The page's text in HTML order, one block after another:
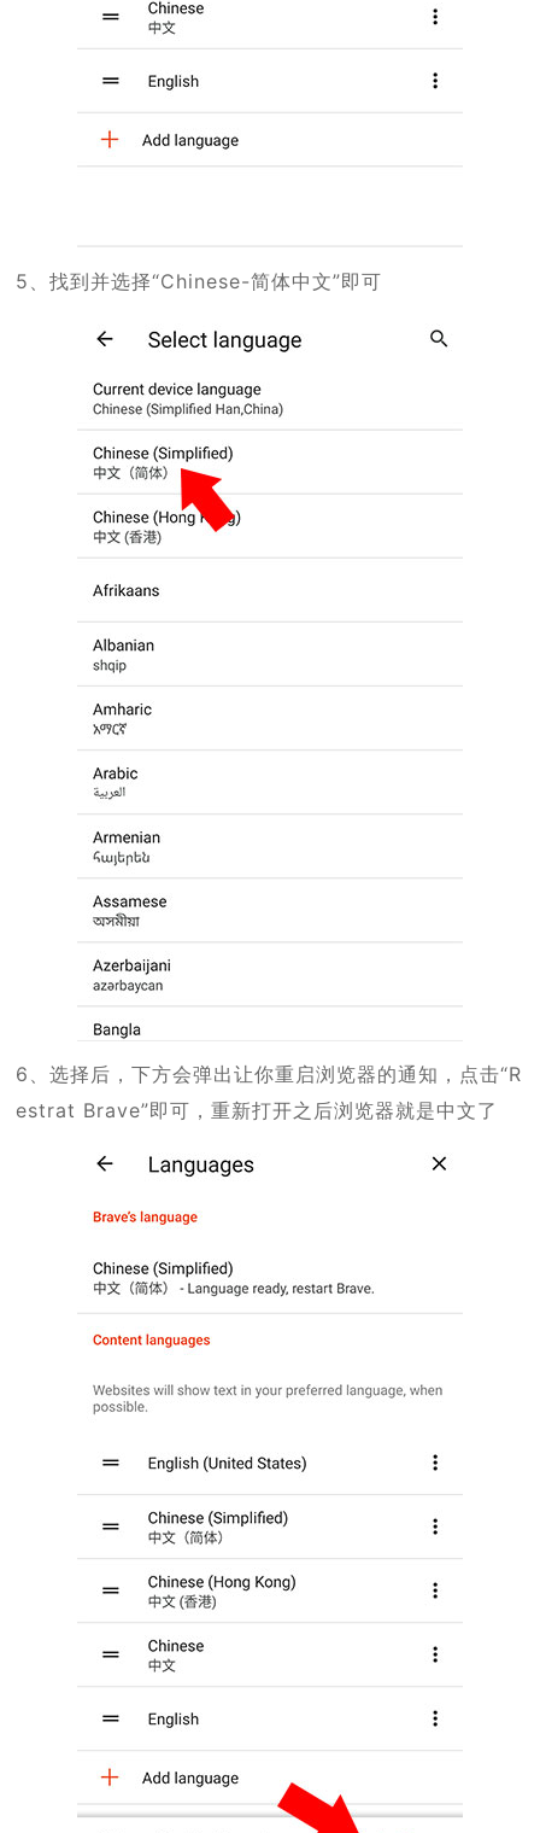
5、找到并选择“Chinese-简体中文”即可
6、选择后，下方会弹出让你重启浏览器的通知，点击“R
estrat Brave”即可，重新打开之后浏览器就是中文了